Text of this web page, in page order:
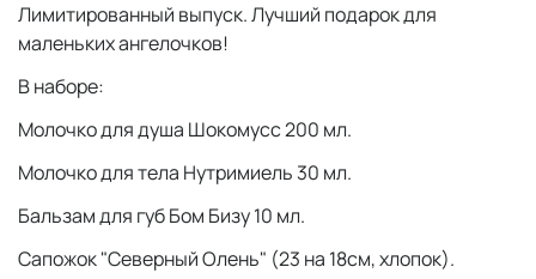
Лимитированный выпуск. Лучший подарок для
маленьких ангелочков!
В наборе:
Молочко для душа Шокомусс 200 мл.
Молочко для тела Нутримиель 30 мл.
Бальзам для губ Бом Бизу 10 мл.
Сапожок "Северный Олень" (23 на 18см, хлопок).